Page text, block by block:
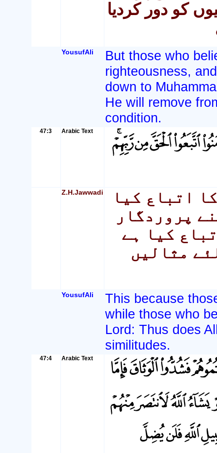
کو دور کردیا
YousufAli
But those who
righteousness,
down to
He will remove
condition.
47:3 Arabic Text
Z.H.Jawwadi
اتباع کیا
پروردگار
کیا ہے
مثالیں
YousufAli
This because
while those who
Lord: Thus does
similitudes.
47:4 Arabic Text